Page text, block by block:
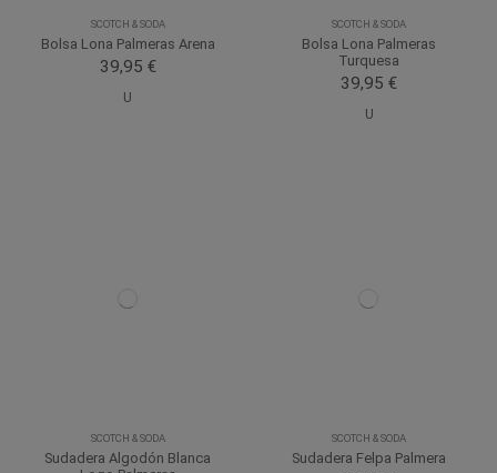
SCOTCH & SODA
Bolsa Lona Palmeras Arena
39,95 €
U
SCOTCH & SODA
Bolsa Lona Palmeras
Turquesa
39,95 €
U
SCOTCH & SODA
Sudadera Algodón Blanca
SCOTCH & SODA
Sudadera Felpa Palmera